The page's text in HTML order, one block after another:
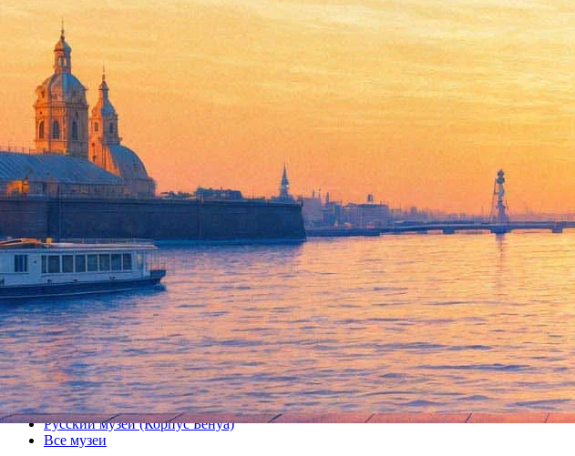
В Русском музее покажут разный цирк
17 марта 2016, четверг,16.00-09 июня 2016, четверг
Версия для печати
Все выставки
Русский музей (Корпус Бенуа)
Все музеи